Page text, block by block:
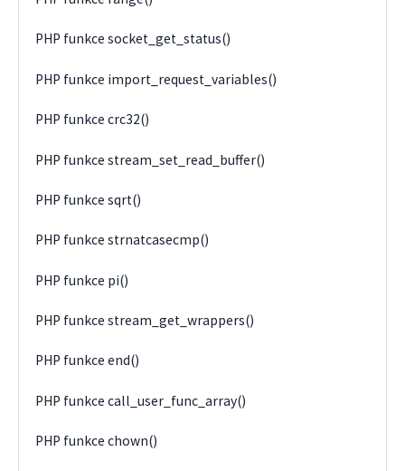
PHP funkce socket_get_status()
PHP funkce import_request_variables()
PHP funkce crc32()
PHP funkce stream_set_read_buffer()
PHP funkce sqrt()
PHP funkce strnatcasecmp()
PHP funkce pi()
PHP funkce stream_get_wrappers()
PHP funkce end()
PHP funkce call_user_func_array()
PHP funkce chown()